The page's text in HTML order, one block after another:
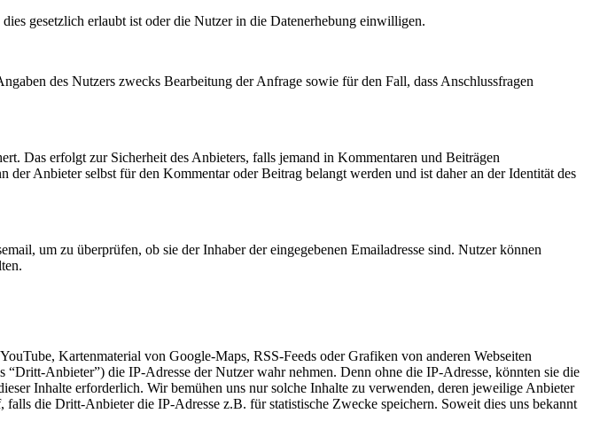
gesetzlich erlaubt ist oder die Nutzer in die Datenerhebung einwilligen.
des Nutzers zwecks Bearbeitung der Anfrage sowie für den Fall, dass Anschlussfragen
Das erfolgt zur Sicherheit des Anbieters, falls jemand in Kommentaren und Beiträgen
Anbieter selbst für den Kommentar oder Beitrag belangt werden und ist daher an der Identität des
um zu überprüfen, ob sie der Inhaber der eingegebenen Emailadresse sind. Nutzer können
Kartenmaterial von Google-Maps, RSS-Feeds oder Grafiken von anderen Webseiten
Anbieter”) die IP-Adresse der Nutzer wahr nehmen. Denn ohne die IP-Adresse, könnten sie die
Inhalte erforderlich. Wir bemühen uns nur solche Inhalte zu verwenden, deren jeweilige Anbieter
die Dritt-Anbieter die IP-Adresse z.B. für statistische Zwecke speichern. Soweit dies uns bekannt